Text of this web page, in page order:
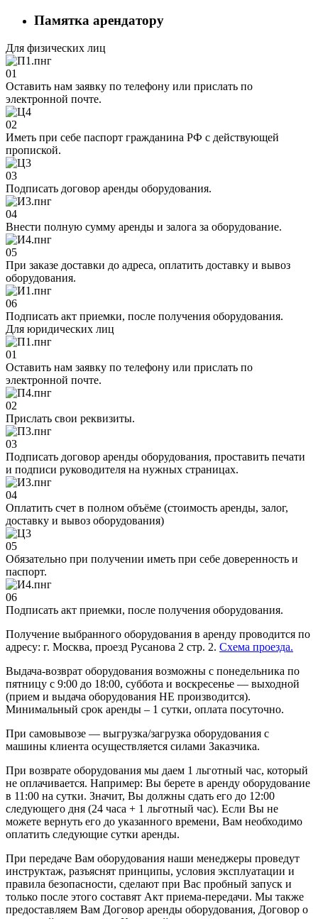
Памятка арендатору
Для физических лиц
01
Оставить нам заявку по телефону или прислать по
электронной почте.
02
Иметь при себе паспорт гражданина РФ с действующей
пропиской.
03
Подписать договор аренды оборудования.
04
Внести полную сумму аренды и залога за оборудование.
05
При заказе доставки до адреса, оплатить доставку и вывоз
оборудования.
06
Подписать акт приемки, после получения оборудования.
Для юридических лиц
01
Оставить нам заявку по телефону или прислать по
электронной почте.
02
Прислать свои реквизиты.
03
Подписать договор аренды оборудования, проставить печати
и подписи руководителя на нужных страницах.
04
Оплатить счет в полном объёме (стоимость аренды, залог,
доставку и вывоз оборудования)
05
Обязательно при получении иметь при себе доверенность и
паспорт.
06
Подписать акт приемки, после получения оборудования.
Получение выбранного оборудования в аренду проводится по
адресу: г. Москва, проезд Русанова 2 стр. 2. Схема проезда.
Выдача-возврат оборудования возможны с понедельника по
пятницу с 9:00 до 18:00, суббота и воскресенье — выходной
(прием и выдача оборудования НЕ производится).
Минимальный срок аренды – 1 сутки, оплата посуточно.
При самовывозе — выгрузка/загрузка оборудования с
машины клиента осуществляется силами Заказчика.
При возврате оборудования мы даем 1 льготный час, который
не оплачивается. Например: Вы берете в аренду оборудование
в 11:00 на сутки. Значит, Вы должны сдать его до 12:00
следующего дня (24 часа + 1 льготный час). Если Вы не
можете вернуть его до указанного времени, Вам необходимо
оплатить следующие сутки аренды.
При передаче Вам оборудования наши менеджеры проведут
инструктаж, разъяснят принципы, условия эксплуатации и
правила безопасности, сделают при Вас пробный запуск и
только после этого составят Акт приема-передачи. Мы также
предоставляем Вам Договор аренды оборудования, Договор о